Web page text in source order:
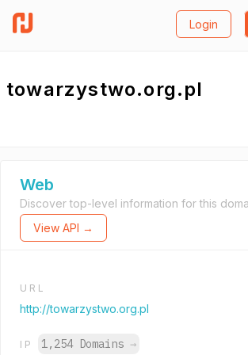
Login
towarzystwo.org.pl
Web
Discover top-level information for this
View API →
URL
http://towarzystwo.org.pl
IP 1,254 Domains →